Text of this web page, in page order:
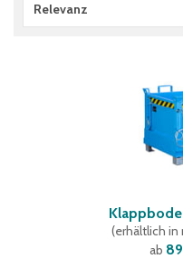
Relevanz
(erhältlich in
ab